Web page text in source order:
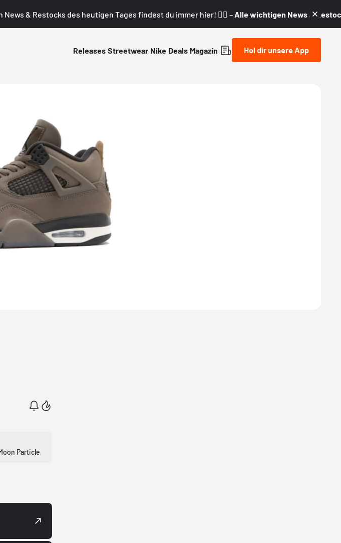
News & Restocks des heutigen Tages findest du immer hier! 👇🏼 – Alle wichtigen News &
Releases Streetwear Nike Deals Magazin Hol dir unsere App
Particle